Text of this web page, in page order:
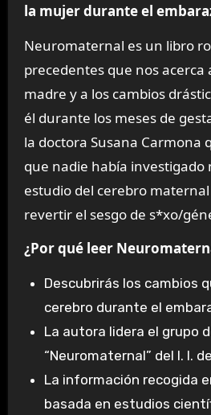
la mujer durante el
Neuromaternal es un libro
precedentes que nos acerca
madre y a los cambios
él durante los meses de
la doctora Susana Carmona
que nadie había investigado
estudio del cerebro
revertir el sesgo de s*xo/
¿Por qué leer
Descubrirás los cambios
cerebro durante el
La autora lidera el grupo
“Neuromaternal” del I. I.
La información recogida
basada en estudios